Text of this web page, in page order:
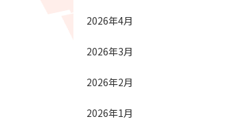
2026年4月
2026年3月
2026年2月
2026年1月